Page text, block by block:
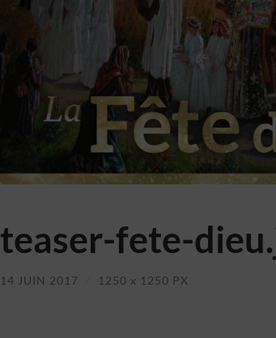
teaser-fete-
14 JUIN 2017 1250 x 1250 PX